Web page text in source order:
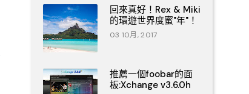
回來真好！Rex & Miki
的環遊世界度蜜"年"！
03 10月, 2017
推薦一個foobar的面
板:Xchange v3.6.0h